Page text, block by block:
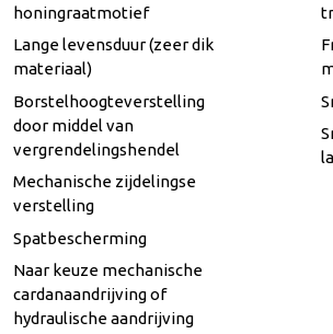
honingraatmotief
Lange levensduur (zeer dik
materiaal)
Borstelhoogteverstelling
door middel van
vergrendelingshendel
Mechanische zijdelingse
verstelling
Spatbescherming
Naar keuze mechanische
cardanaandrijving of
hydraulische aandrijving